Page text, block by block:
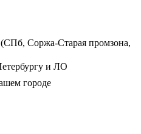
Соржа-Старая промзона,
и ЛО
городе